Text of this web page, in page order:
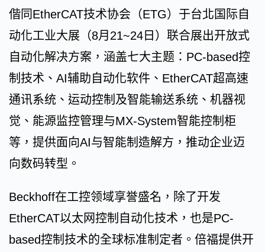
偕同EtherCAT技术协会（ETG）于台北国际自
动化工业大展（8月21~24日）联合展出开放式
自动化解决方案，涵盖七大主题：PC-based控
制技术、AI辅助自动化软件、EtherCAT超高速
通讯系统、运动控制及智能输送系统、机器视
觉、能源监控管理与MX-System智能控制柜
等，提供面向AI与智能制造解方，推动企业迈
向数码转型。
Beckhoff在工控领域享誉盛名，除了开发
EtherCAT以太网控制自动化技术，也是PC-
based控制技术的全球标准制定者。倍福提供开